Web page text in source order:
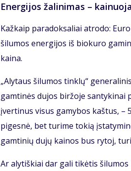
Energijos žalinimas –
Kažkaip paradoksaliai atrodo:
šilumos energijos iš biokuro
kaina.
„Alytaus šilumos tinklų“
gamtinės dujos biržoje santykinai
įvertinus visus gamybos kaštus, –
pigesnė, bet turime tokią
gamtinių dujų kainos bus rytoj,
Ar alytiškiai dar gali tikėtis